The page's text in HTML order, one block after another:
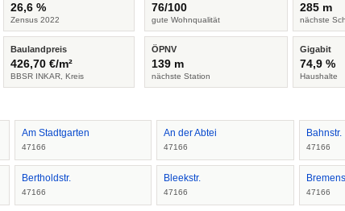
26,6 %
Zensus 2022
Baulandpreis
426,70 €/m²
BBSR INKAR, Kreis
76/100
gute Wohnqualität
285 m
nächste
ÖPNV
139 m
nächste Station
Gigabit
74,9 %
Haushalte
Am Stadtgarten
47166
An der Abtei
47166
Bahnstr.
47166
Bertholdstr.
47166
Bleekstr.
47166 47166